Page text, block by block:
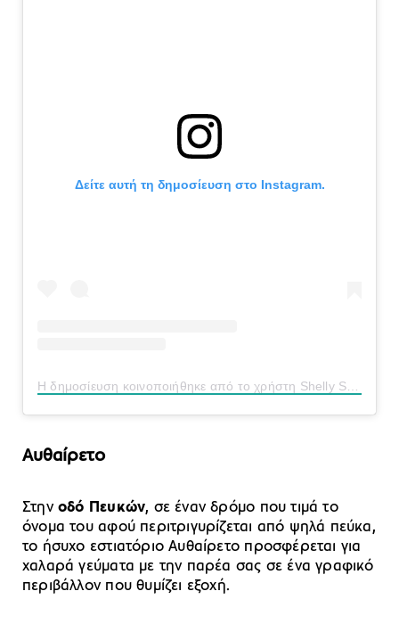
Δείτε αυτή τη δημοσίευση στο Instagram.
Αυθαίρετο
Στηνοδό Πευκών, σε έναν δρόμο που τιμά το
όνομα του αφού περιτριγυρίζεται από ψηλά πεύκα,
το ήσυχο εστιατόριο Αυθαίρετο προσφέρεται για
χαλαρά γεύματα με την παρέα σας σε ένα γραφικό
περιβάλλον που θυμίζει εξοχή.